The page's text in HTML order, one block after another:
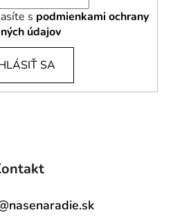
s podmienkami ochrany
údajov
SA
nasenaradie.sk